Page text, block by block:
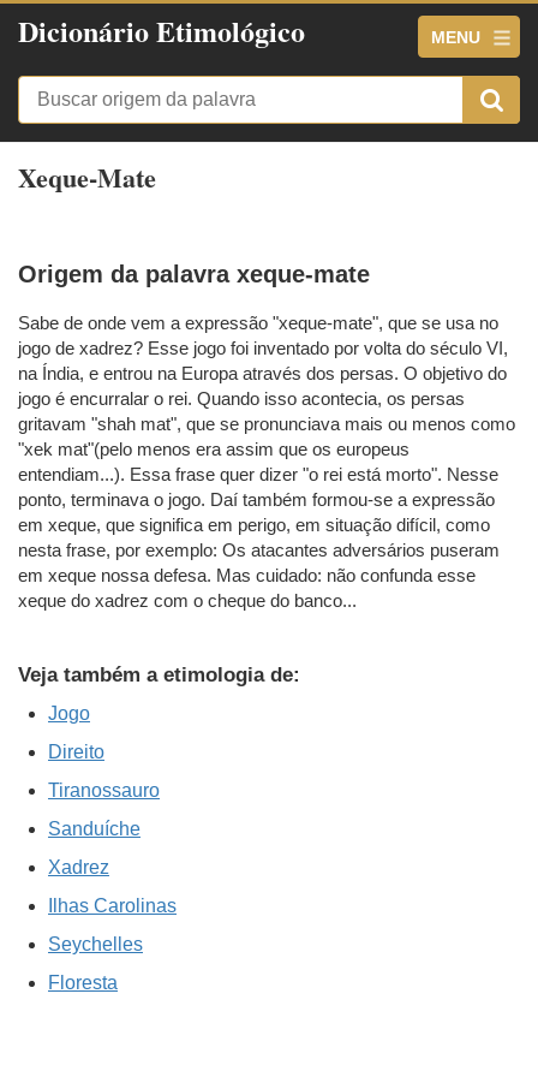
Dicionário Etimológico MENU
Xeque-Mate
Origem da palavra xeque-mate
Sabe de onde vem a expressão "xeque-mate", que se usa no
jogo de xadrez? Esse jogo foi inventado por volta do século VI,
na Índia, e entrou na Europa através dos persas. O objetivo do
jogo é encurralar o rei. Quando isso acontecia, os persas
gritavam "shah mat", que se pronunciava mais ou menos como
"xek mat"(pelo menos era assim que os europeus
entendiam...). Essa frase quer dizer "o rei está morto". Nesse
ponto, terminava o jogo. Daí também formou-se a expressão
em xeque, que significa em perigo, em situação difícil, como
nesta frase, por exemplo: Os atacantes adversários puseram
em xeque nossa defesa. Mas cuidado: não confunda esse
xeque do xadrez com o cheque do banco...
Veja também a etimologia de:
Jogo
Direito
Tiranossauro
Sanduíche
Xadrez
Ilhas Carolinas
Seychelles
Floresta